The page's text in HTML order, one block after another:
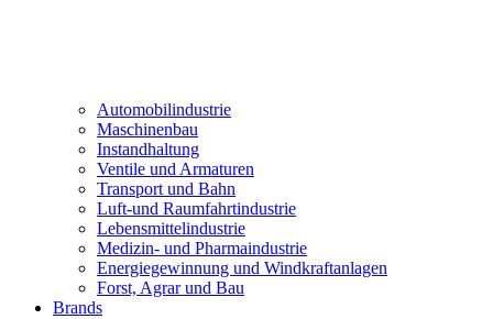
Automobilindustrie
Maschinenbau
Instandhaltung
Ventile und Armaturen
Transport und Bahn
Luft-und Raumfahrtindustrie
Lebensmittelindustrie
Medizin- und Pharmaindustrie
Energiegewinnung und Windkraftanlagen
Forst, Agrar und Bau
Brands